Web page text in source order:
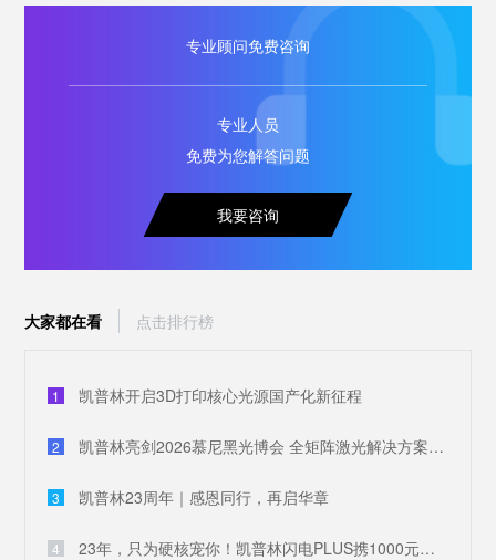
专业顾问免费咨询
专业人员
免费为您解答问题
我要咨询
大家都在看 点击排行榜
1 凯普林开启3D打印核心光源国产化新征程
2 凯普林亮剑2026慕尼黑光博会 全矩阵激光解决方案破解全球产业痛点
3 凯普林23周年｜感恩同行，再启华章
4 23年，只为硬核宠你！凯普林闪电PLUS携1000元豪礼，引爆全场